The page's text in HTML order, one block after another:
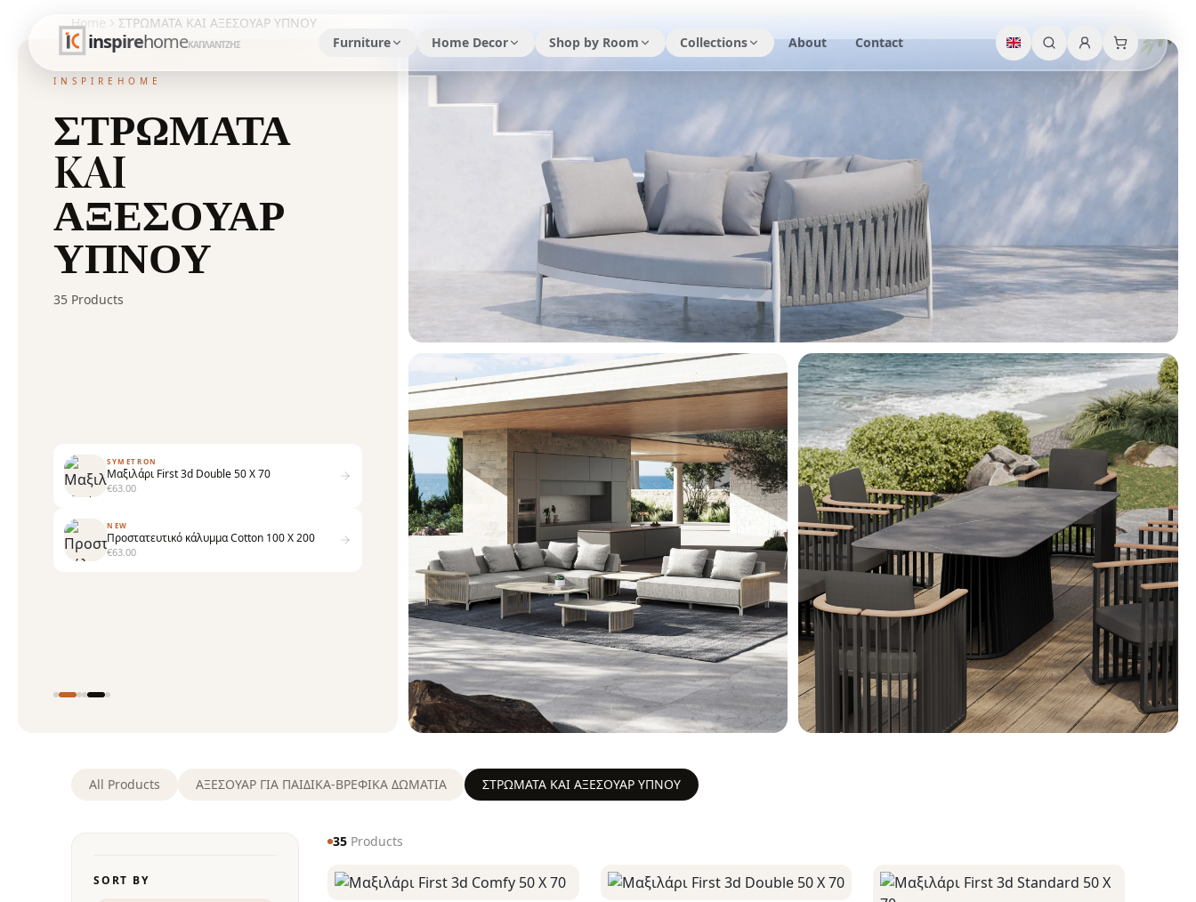
inspirehomeΚΑΠΛΑΝΤΖΗΣ Furniture Home Decor Shop by Room Collections About Contact
Home ΣΤΡΩΜΑΤΑ KAI ΑΞΕΣΟΥΑΡ ΥΠΝΟΥ
INSPIREHOME
ΣΤΡΩΜΑΤΑ
KAI
ΑΞΕΣΟΥΑΡ
ΥΠΝΟΥ
35 Products
SYMETRON
Μαξιλάρι First 3d Double 50 Χ 70
€63.00
NEW
Προστατευτικό κάλυμμα Cotton 100 X 200
€63.00
All Products ΑΞΕΣΟΥΑΡ ΓΙΑ ΠΑΙΔΙΚΑ-ΒΡΕΦΙΚΑ ΔΩΜΑΤΙΑ ΣΤΡΩΜΑΤΑ KAI ΑΞΕΣΟΥΑΡ ΥΠΝΟΥ
SORT BY
35 Products